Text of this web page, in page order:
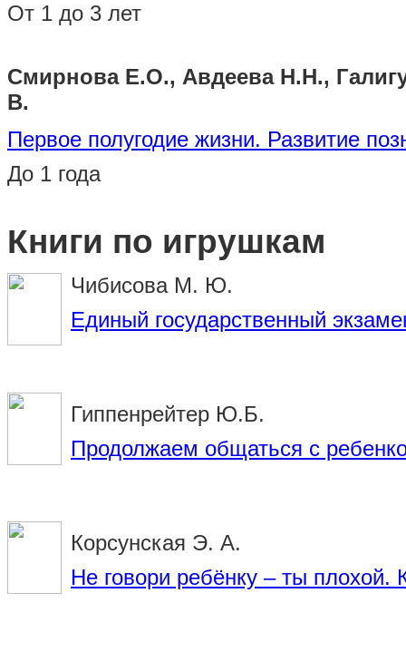
От 1 до 3 лет
Смирнова Е.О., Авдеева Н.Н.,
В.
Первое полугодие жизни. Развитие
До 1 года
Книги по игрушкам
Чибисова М. Ю.
Единый государственный
Гиппенрейтер Ю.Б.
Продолжаем общаться с
Корсунская Э. А.
Не говори ребёнку – ты плохой.